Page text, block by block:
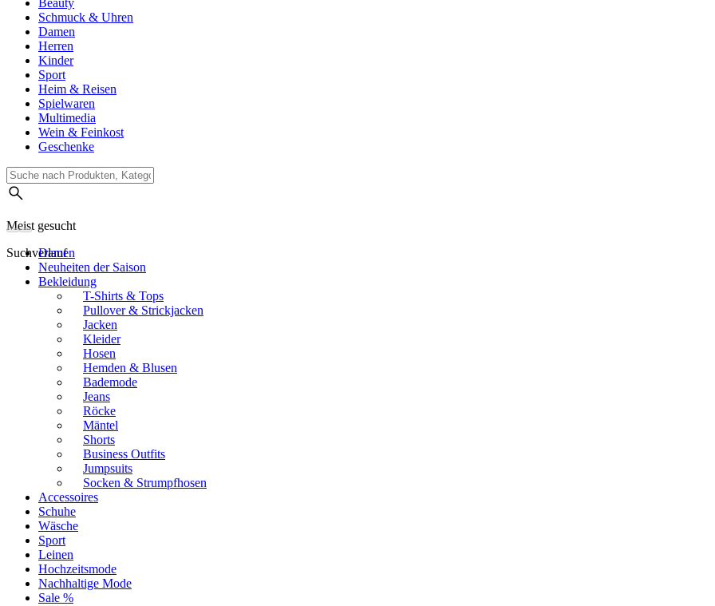
Beauty
Schmuck & Uhren
Damen
Herren
Kinder
Sport
Heim & Reisen
Spielwaren
Multimedia
Wein & Feinkost
Geschenke
Meist gesucht
Suchverlauf
Damen
Neuheiten der Saison
Bekleidung
T-Shirts & Tops
Pullover & Strickjacken
Jacken
Kleider
Hosen
Hemden & Blusen
Bademode
Jeans
Röcke
Mäntel
Shorts
Business Outfits
Jumpsuits
Socken & Strumpfhosen
Accessoires
Schuhe
Wäsche
Sport
Leinen
Hochzeitsmode
Nachhaltige Mode
Sale %